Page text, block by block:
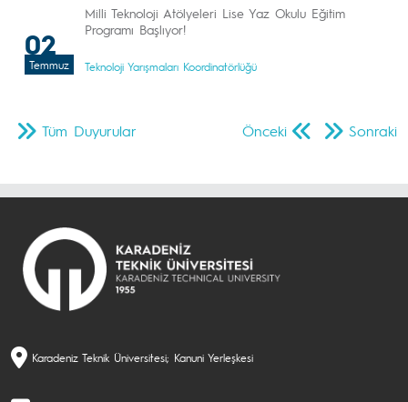
02
Temmuz
Milli Teknoloji Atölyeleri Lise Yaz Okulu Eğitim
Programı Başlıyor!
Teknoloji Yarışmaları Koordinatörlüğü
Önceki Sonraki
Tüm Duyurular
Karadeniz Teknik Üniversitesi; Kanuni Yerleşkesi